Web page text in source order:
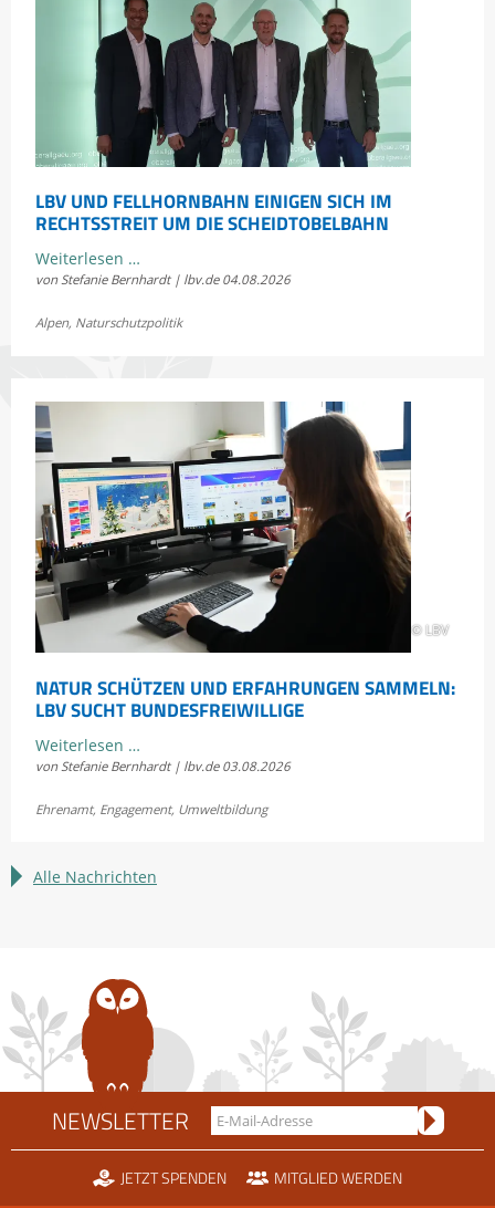
LBV UND FELLHORNBAHN EINIGEN SICH IM
RECHTSSTREIT UM DIE SCHEIDTOBELBAHN
Weiterlesen …LBV
und
einigen
die
Scheidtobelbahn
von Stefanie Bernhardt | lbv.de 04.08.2026
Alpen, Naturschutzpolitik
© LBV
NATUR SCHÜTZEN UND ERFAHRUNGEN SAMMELN:
LBV SUCHT BUNDESFREIWILLIGE
Weiterlesen …
schützen
Erfahrungen
LBV
von Stefanie Bernhardt | lbv.de 03.08.2026
Ehrenamt, Engagement, Umweltbildung
Alle Nachrichten
NEWSLETTER
JETZT SPENDEN MITGLIED WERDEN